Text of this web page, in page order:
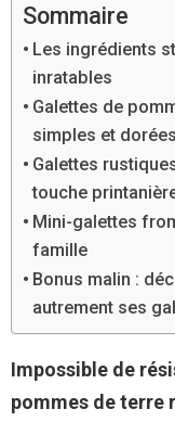
Sommaire
Les ingrédients
inratables
Galettes de
simples et dorées
Galettes
touche
Mini-galettes
famille
Bonus malin :
autrement ses
Impossible de
pommes de terre